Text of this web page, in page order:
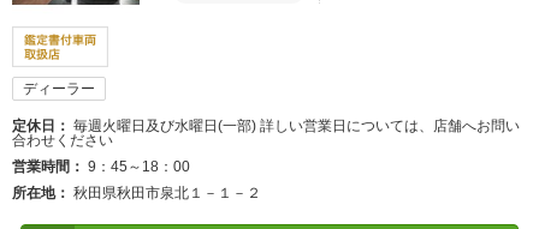
ディーラー
定休日
毎週火曜日及び水曜日(一部) 詳しい営業日については、店舗へお問い
合わせください
営業時間
9：45～18：00
所在地
秋田県秋田市泉北１－１－２